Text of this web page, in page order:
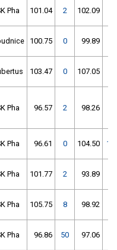
Pha 101.04 2 102.09
100.75 0 99.89
103.47 0 107.05
Pha 96.57 2 98.26
Pha 96.61 0 104.50
Pha 101.77 2 93.89
Pha 105.75 8 98.92
Pha 96.86 50 97.06